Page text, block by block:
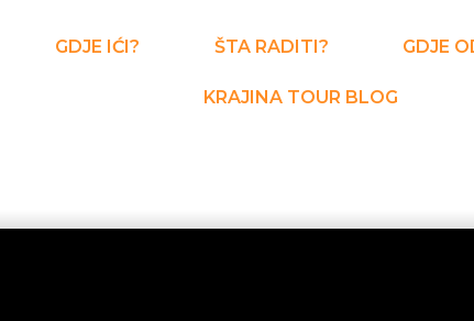
GDJE IĆI? ŠTA RADITI? GDJE
KRAJINA TOUR BLOG